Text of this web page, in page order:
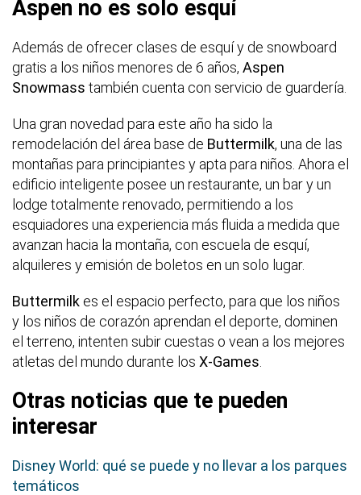
Aspen no es solo esquí
Además de ofrecer clases de esquí y de snowboard
gratis a los niños menores de 6 años, Aspen
Snowmass también cuenta con servicio de guardería.
Una gran novedad para este año ha sido la
remodelación del área base de Buttermilk, una de las
montañas para principiantes y apta para niños. Ahora el
edificio inteligente posee un restaurante, un bar y un
lodge totalmente renovado, permitiendo a los
esquiadores una experiencia más fluida a medida que
avanzan hacia la montaña, con escuela de esquí,
alquileres y emisión de boletos en un solo lugar.
Buttermilk es el espacio perfecto, para que los niños
y los niños de corazón aprendan el deporte, dominen
el terreno, intenten subir cuestas o vean a los mejores
atletas del mundo durante los X-Games
Otras noticias que te pueden
interesar
Disney World: qué se puede y no llevar a los parques
temáticos